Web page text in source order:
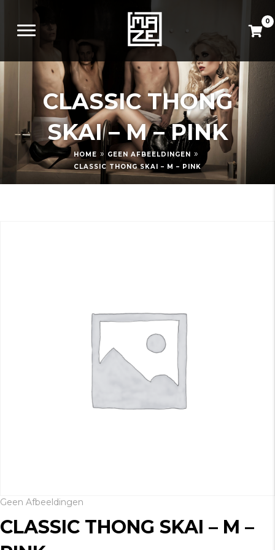
0
CLASSIC THONG
SKAI – M – PINK
HOME » GEEN AFBEELDINGEN »
CLASSIC THONG SKAI – M – PINK
Geen Afbeeldingen
CLASSIC THONG SKAI – M –